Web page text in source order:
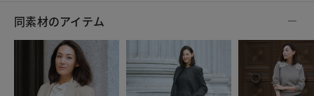
同素材のアイテム